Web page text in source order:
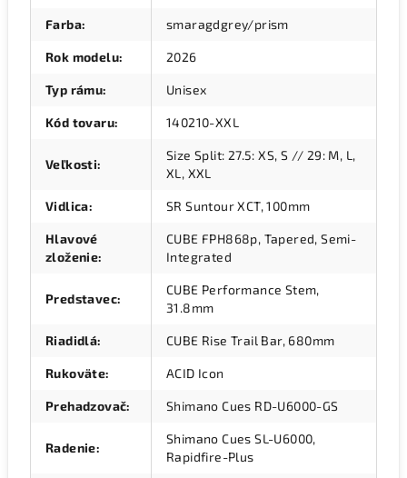
Farba: smaragdgrey/prism
Rok modelu: 2026
Typ rámu: Unisex
Kód tovaru: 140210-XXL
Veľkosti:
Size Split: 27.5: XS, S // 29: M, L,
XL, XXL
Vidlica: SR Suntour XCT, 100mm
Hlavové
zloženie:
CUBE FPH868p, Tapered, Semi-
Integrated
Predstavec:
CUBE Performance Stem,
31.8mm
Riadidlá: CUBE Rise Trail Bar, 680mm
Rukoväte: ACID Icon
Prehadzovač: Shimano Cues RD-U6000-GS
Radenie:
Shimano Cues SL-U6000,
Rapidfire-Plus